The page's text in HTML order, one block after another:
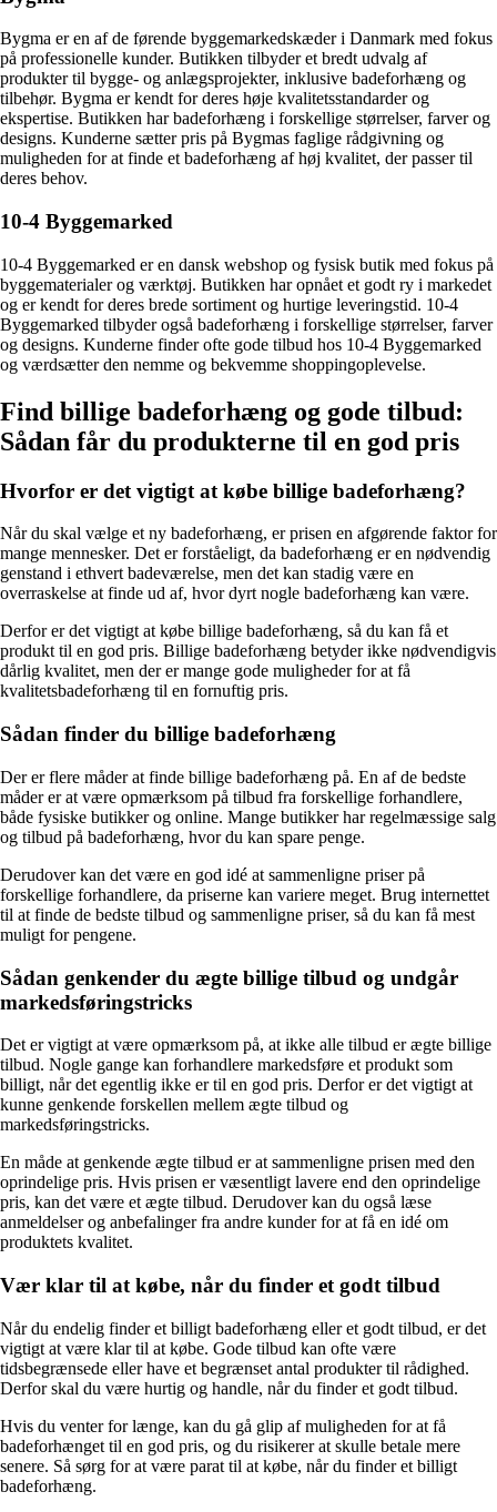
Bygma er en af de førende byggemarkedskæder i Danmark med fokus
på professionelle kunder. Butikken tilbyder et bredt udvalg af
produkter til bygge- og anlægsprojekter, inklusive badeforhæng og
tilbehør. Bygma er kendt for deres høje kvalitetsstandarder og
ekspertise. Butikken har badeforhæng i forskellige størrelser, farver og
designs. Kunderne sætter pris på Bygmas faglige rådgivning og
muligheden for at finde et badeforhæng af høj kvalitet, der passer til
deres behov.
10-4 Byggemarked
10-4 Byggemarked er en dansk webshop og fysisk butik med fokus på
byggematerialer og værktøj. Butikken har opnået et godt ry i markedet
og er kendt for deres brede sortiment og hurtige leveringstid. 10-4
Byggemarked tilbyder også badeforhæng i forskellige størrelser, farver
og designs. Kunderne finder ofte gode tilbud hos 10-4 Byggemarked
og værdsætter den nemme og bekvemme shoppingoplevelse.
Find billige badeforhæng og gode tilbud:
Sådan får du produkterne til en god pris
Hvorfor er det vigtigt at købe billige badeforhæng?
Når du skal vælge et ny badeforhæng, er prisen en afgørende faktor for
mange mennesker. Det er forståeligt, da badeforhæng er en nødvendig
genstand i ethvert badeværelse, men det kan stadig være en
overraskelse at finde ud af, hvor dyrt nogle badeforhæng kan være.
Derfor er det vigtigt at købe billige badeforhæng, så du kan få et
produkt til en god pris. Billige badeforhæng betyder ikke nødvendigvis
dårlig kvalitet, men der er mange gode muligheder for at få
kvalitetsbadeforhæng til en fornuftig pris.
Sådan finder du billige badeforhæng
Der er flere måder at finde billige badeforhæng på. En af de bedste
måder er at være opmærksom på tilbud fra forskellige forhandlere,
både fysiske butikker og online. Mange butikker har regelmæssige salg
og tilbud på badeforhæng, hvor du kan spare penge.
Derudover kan det være en god idé at sammenligne priser på
forskellige forhandlere, da priserne kan variere meget. Brug internettet
til at finde de bedste tilbud og sammenligne priser, så du kan få mest
muligt for pengene.
Sådan genkender du ægte billige tilbud og undgår
markedsføringstricks
Det er vigtigt at være opmærksom på, at ikke alle tilbud er ægte billige
tilbud. Nogle gange kan forhandlere markedsføre et produkt som
billigt, når det egentlig ikke er til en god pris. Derfor er det vigtigt at
kunne genkende forskellen mellem ægte tilbud og
markedsføringstricks.
En måde at genkende ægte tilbud er at sammenligne prisen med den
oprindelige pris. Hvis prisen er væsentligt lavere end den oprindelige
pris, kan det være et ægte tilbud. Derudover kan du også læse
anmeldelser og anbefalinger fra andre kunder for at få en idé om
produktets kvalitet.
Vær klar til at købe, når du finder et godt tilbud
Når du endelig finder et billigt badeforhæng eller et godt tilbud, er det
vigtigt at være klar til at købe. Gode tilbud kan ofte være
tidsbegrænsede eller have et begrænset antal produkter til rådighed.
Derfor skal du være hurtig og handle, når du finder et godt tilbud.
Hvis du venter for længe, kan du gå glip af muligheden for at få
badeforhænget til en god pris, og du risikerer at skulle betale mere
senere. Så sørg for at være parat til at købe, når du finder et billigt
badeforhæng.